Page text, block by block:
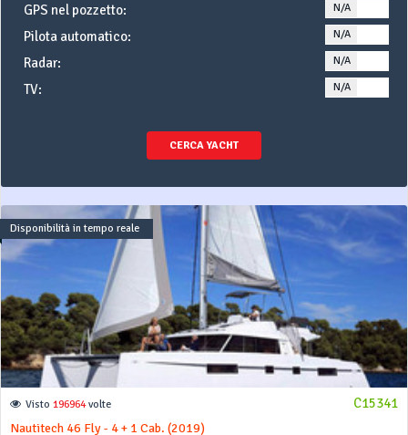
GPS nel pozzetto: N/A
Pilota automatico: N/A
Radar: N/A
TV: N/A
CERCA YACHT
Disponibilità in tempo reale
C15341
Visto 196964volte
Nautitech 46 Fly - 4 + 1 Cab. (2019)